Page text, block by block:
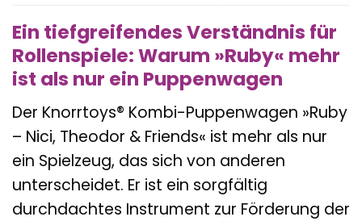
Ein tiefgreifendes Verständnis für
Rollenspiele: Warum »Ruby« mehr
ist als nur ein Puppenwagen
Der Knorrtoys® Kombi-Puppenwagen »Ruby
– Nici, Theodor & Friends« ist mehr als nur
ein Spielzeug, das sich von anderen
unterscheidet. Er ist ein sorgfältig
durchdachtes Instrument zur Förderung der